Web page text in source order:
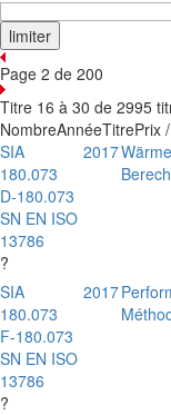
Page 2 de 200
Titre 16 à 30 de 2995
NombreAnnéeTitrePrix
SIA
180.073
D-180.073
SN EN ISO
13786
?
2017
SIA
180.073
F-180.073
SN EN ISO
13786
?
2017